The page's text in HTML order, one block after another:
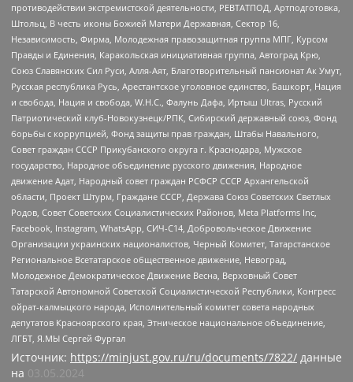
противодействии экстремистской деятельности, РЕВТАТПОД, Артподготовка,
Штольц, В честь иконы Божией Матери Державная, Сектор 16,
Независимость, Фирма, Молодежная правозащитная группа МПГ, Курсом
Правды и Единения, Каракольская инициативная группа, Автоград Крю,
Союз Славянских Сил Руси, Алля-Аят, Благотворительный пансионат Ак Умут,
Русская республика Русь, Арестантское уголовное единство, Башкорт, Нация
и свобода, Нация и свобода, W.H.С., Фалунь Дафа, Иртыш Ultras, Русский
Патриотический клуб-Новокузнецк/РПК, Сибирский державный союз, Фонд
борьбы с коррупцией, Фонд защиты прав граждан, Штабы Навального,
Совет граждан СССР Прикубанского округа г. Краснодара, Мужское
государство, Народное объединение русского движения, Народное
движение Адат, Народный совет граждан РСФСР СССР Архангельской
области, Проект Штурм, Граждане СССР, Держава Союз Советских Светлых
Родов, Совет Советских Социалистических Районов, Meta Platforms Inc,
Facebook, Instagram, WhatsApp, СИЧ-С14, Добровольческое Движение
Организации украинских националистов, Черный Комитет, Татарстанское
Региональное Всетатарское общественное движение, Невоград,
Молодежное Демократическое Движение Весна, Верховный Совет
Татарской Автономной Советской Социалистической Республики, Конгресс
ойрат-калмыцкого народа, Исполнительный комитет совета народных
депутатов Красноярского края, Этническое национальное объединение,
ЛГБТ, Я.МЫ Сергей Фургал
Источник: https://minjust.gov.ru/ru/documents/7822/ данные
на 03.05.2024